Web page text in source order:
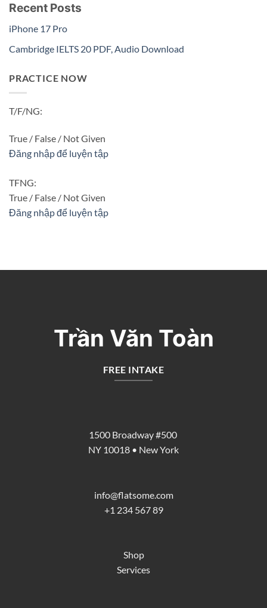
Recent Posts
iPhone 17 Pro
Cambridge IELTS 20 PDF, Audio Download
PRACTICE NOW
T/F/NG:
True / False / Not Given
Đăng nhập để luyện tập
TFNG:
True / False / Not Given
Đăng nhập để luyện tập
Trần Văn Toàn
FREE INTAKE
1500 Broadway #500
NY 10018 • New York
info@flatsome.com
+1 234 567 89
Shop
Services